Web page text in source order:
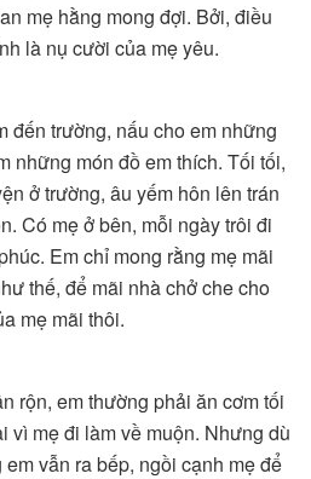
mẹ hằng mong đợi. Bởi, điều
là nụ cười của mẹ yêu.
đến trường, nấu cho em những
những món đồ em thích. Tối tối,
ở trường, âu yếm hôn lên trán
Có mẹ ở bên, mỗi ngày trôi đi
Em chỉ mong rằng mẹ mãi
thế, để mãi nhà chở che cho
mẹ mãi thôi.
rộn, em thường phải ăn cơm tối
vì mẹ đi làm về muộn. Nhưng dù
vẫn ra bếp, ngồi cạnh mẹ để